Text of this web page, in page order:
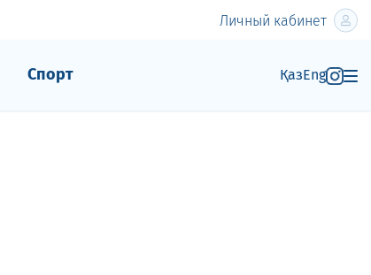
Личный кабинет
Спорт ҚазEng